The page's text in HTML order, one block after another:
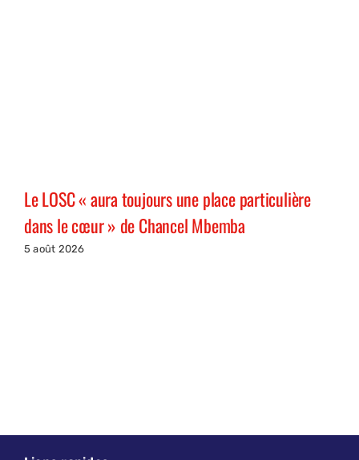
Le LOSC « aura toujours une place particulière
dans le cœur » de Chancel Mbemba
5 août 2026